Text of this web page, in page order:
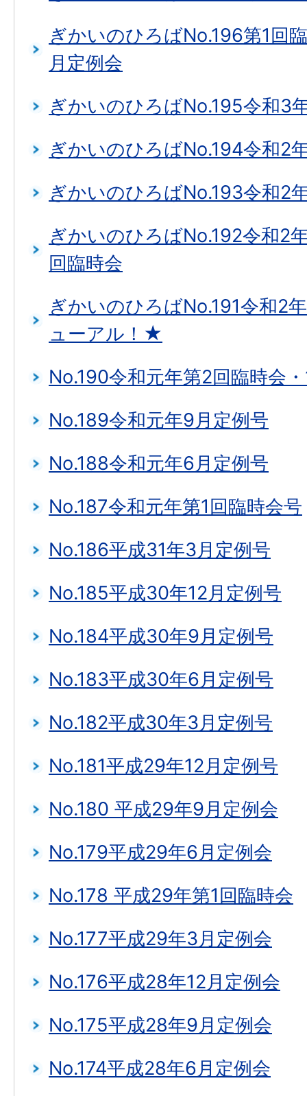
ぎかいのひろばNo.196第1回
月定例会
ぎかいのひろばNo.195令和3
ぎかいのひろばNo.194令和2
ぎかいのひろばNo.193令和2
ぎかいのひろばNo.192令和2
回臨時会
ぎかいのひろばNo.191令和2
ューアル！★
No.190令和元年第2回臨時会
No.189令和元年9月定例号
No.188令和元年6月定例号
No.187令和元年第1回臨時会号
No.186平成31年3月定例号
No.185平成30年12月定例号
No.184平成30年9月定例号
No.183平成30年6月定例号
No.182平成30年3月定例号
No.181平成29年12月定例号
No.180 平成29年9月定例会
No.179平成29年6月定例会
No.178 平成29年第1回臨時会
No.177平成29年3月定例会
No.176平成28年12月定例会
No.175平成28年9月定例会
No.174平成28年6月定例会